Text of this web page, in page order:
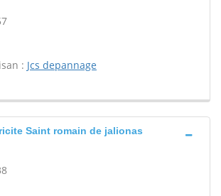
: Jcs depannage
Saint romain de jalionas